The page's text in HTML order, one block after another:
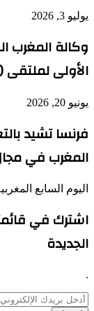
يوليو 3, 2026
وكالة المغرب
الأولى لملتقى (MAP Town Hall) بواشنطن
يونيو 20, 2026
فرنسا تشيد
المغرب في
اليوم السابع
اشترك في
الجديدة
.
أدخل